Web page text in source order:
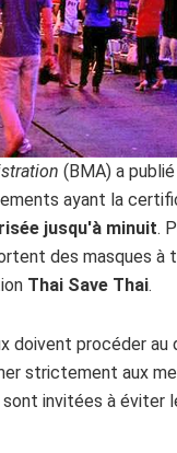
(BMA) a
ayant la
jusqu'à minuit.
des masques
Thai Save Thai.
doivent procéder
strictement aux
invitées à éviter